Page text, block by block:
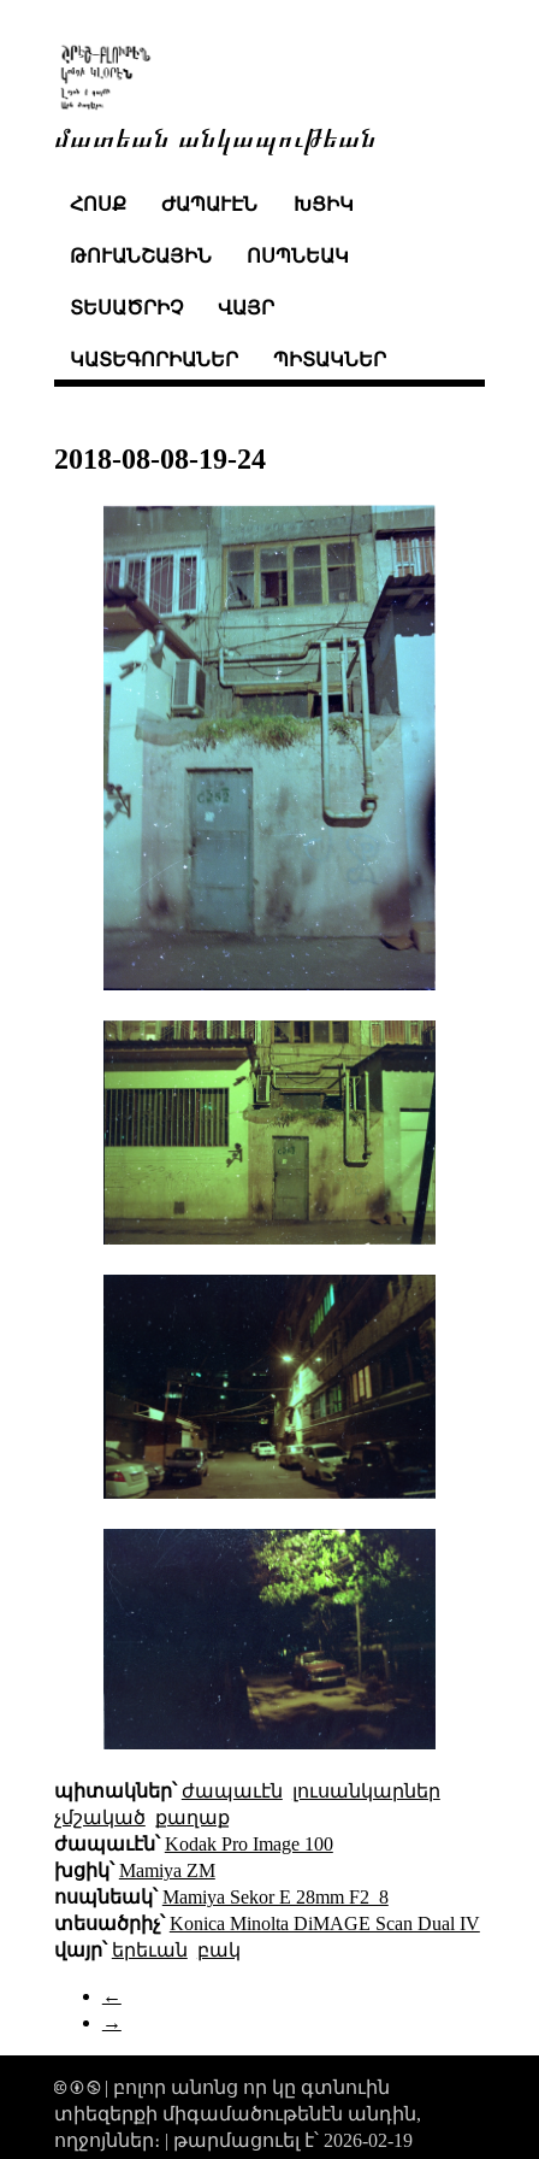
մատեան անկապութեան
ՀՈՍՔ ԺԱՊԱՒԷՆ ԽՑԻԿ
ԹՈՒԱՆՇԱՅԻՆ ՈՍՊՆԵԱԿ
ՏԵՍԱԾՐԻՉ ՎԱՅՐ
ԿԱՏԵԳՈՐԻԱՆԵՐ ՊԻՏԱԿՆԵՐ
2018-08-08-19-24
պիտակներ՝ ժապաւէն լուսանկարներ
չմշակած քաղաք
ժապաւէն՝ Kodak Pro Image 100
խցիկ՝ Mamiya ZM
ոսպնեակ՝ Mamiya Sekor E 28mm F2_8
տեսածրիչ՝ Konica Minolta DiMAGE Scan Dual IV
վայր՝ երեւան բակ
←
→
🅭 🅯 🄏 | բոլոր անոնց որ կը գտնուին
տիեզերքի միգամածութենէն անդին,
ողջոյններ։ | թարմացուել է՝ 2026-02-19